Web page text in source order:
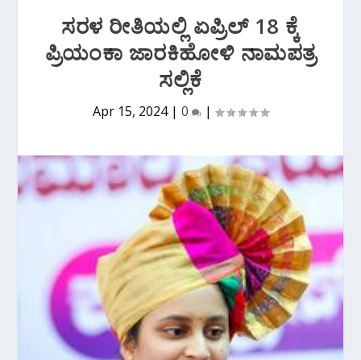
ಸರಳ ರೀತಿಯಲ್ಲಿ ಏಪ್ರಿಲ್ 18 ಕ್ಕೆ
ಪ್ರಿಯಂಕಾ ಜಾರಕಿಹೋಳಿ ನಾಮಪತ್ರ
ಸಲ್ಲಿಕೆ
Apr 15, 2024| 0 |